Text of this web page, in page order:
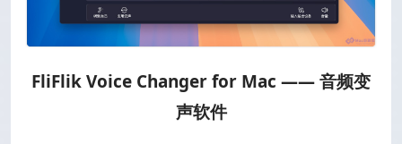
FliFlik Voice Changer for Mac —— 音频变
声软件